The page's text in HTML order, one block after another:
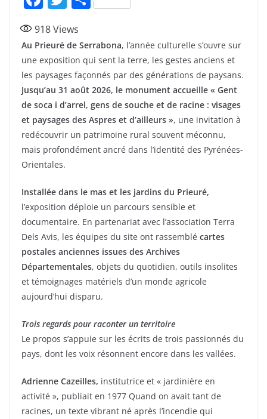
c
e
b
o
o
k
itt
er
ta
g
er
918Views
Au Prieuré de Serrabona, l’année culturelle s’ouvre sur
une exposition qui sent la terre, les gestes anciens et
les paysages façonnés par des générations de paysans.
Jusqu’au 31 août 2026, le monument accueille « Gent
de soca i d’arrel, gens de souche et de racine : visages
et paysages des Aspres et d’ailleurs », une invitation à
redécouvrir un patrimoine rural souvent méconnu,
mais profondément ancré dans l’identité des Pyrénées-
Orientales.
Installée dans le mas et les jardins du Prieuré,
l’exposition déploie un parcours sensible et
documentaire. En partenariat avec l’association Terra
Dels Avis, les équipes du site ont rassemblé cartes
postales anciennes issues des Archives
Départementales, objets du quotidien, outils insolites
et témoignages matériels d’un monde agricole
aujourd’hui disparu.
Trois regards pour raconter un territoire
Le propos s’appuie sur les écrits de trois passionnés du
pays, dont les voix résonnent encore dans les vallées.
Adrienne Cazeilles, institutrice et « jardinière en
activité », publiait en 1977 Quand on avait tant de
racines, un texte vibrant né après l’incendie qui